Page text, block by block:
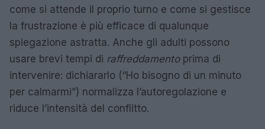
come si attende il proprio turno e come si gestisce
la frustrazione è più efficace di qualunque
spiegazione astratta. Anche gli adulti possono
usare brevi tempi di raffreddamentoprima di
intervenire: dichiararlo (“Ho bisogno di un minuto
per calmarmi”) normalizza l’autoregolazione e
riduce l’intensità del conflitto.